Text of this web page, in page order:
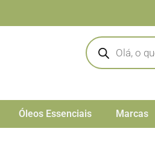
Óleos Essenciais Marcas